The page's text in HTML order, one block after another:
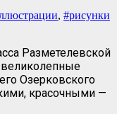
, #рисунки
Разметелевской
Озерковского
красочными —